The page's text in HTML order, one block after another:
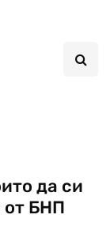
да си
от БНП